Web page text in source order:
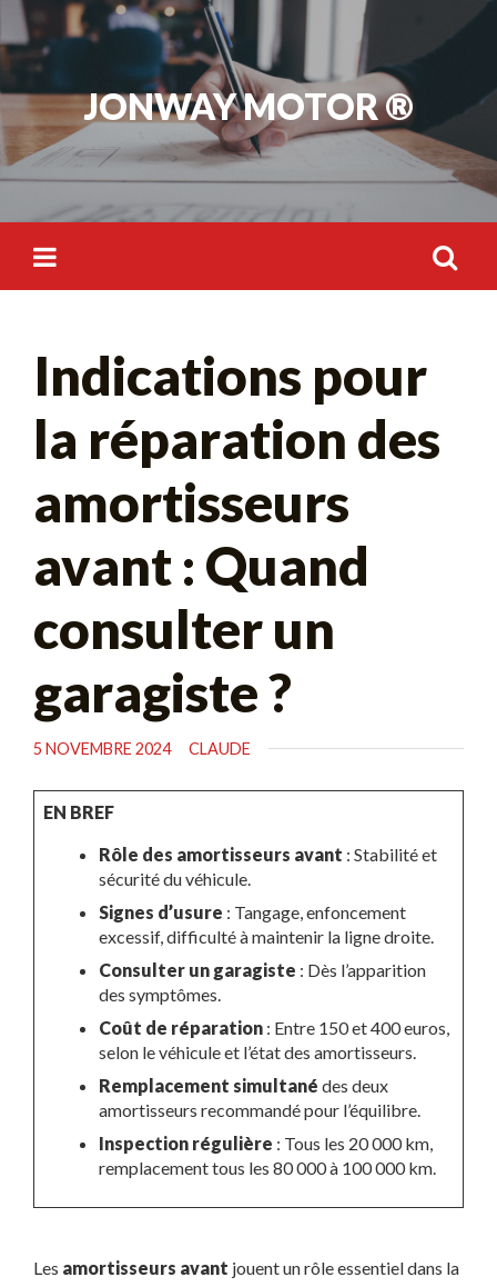
Skip
to
content
JONWAY MOTOR ®
Indications pour
la réparation des
amortisseurs
avant : Quand
consulter un
garagiste ?
5 NOVEMBRE 2024 CLAUDE
EN BREF
Rôle des amortisseurs avant : Stabilité et
sécurité du véhicule.
Signes d’usure : Tangage, enfoncement
excessif, difficulté à maintenir la ligne droite.
Consulter un garagiste : Dès l’apparition
des symptômes.
Coût de réparation: Entre 150 et 400 euros,
selon le véhicule et l’état des amortisseurs.
Remplacement simultané des deux
amortisseurs recommandé pour l’équilibre.
Inspection régulière : Tous les 20 000 km,
remplacement tous les 80 000 à 100 000 km.
Les amortisseurs avant jouent un rôle essentiel dans la